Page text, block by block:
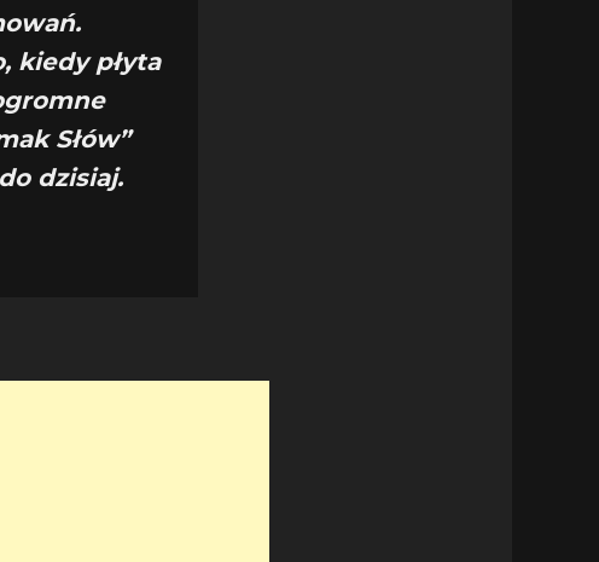
kiedy płyta
Słów”
dzisiaj.